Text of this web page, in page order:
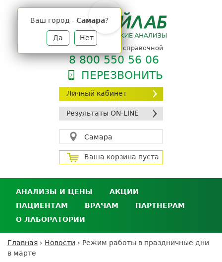
Личный кабинет
Результаты ON-LINE
Самара
Ваш город - Самара?
Да Нет
Ваша корзина пуста
телефон единой справочной
8 800 550 56 06
ПЕРЕЗВОНИТЬ
АНАЛИЗЫ И ЦЕНЫ
Анализы и цены
Где сдать анализы
Выезд на дом
Подготовка к анализам
АКЦИИ
ПАЦИЕНТАМ
Личный кабинет пациента
Дисконтная программа
ДМС
ВРАЧАМ
Сотрудничество
ПАРТНЕРАМ
кабинет
партнёра
О ЛАБОРАТОРИИ
Контроль качества
Вы
Главная › Новости › Режим работы в праздничные дни
в марте